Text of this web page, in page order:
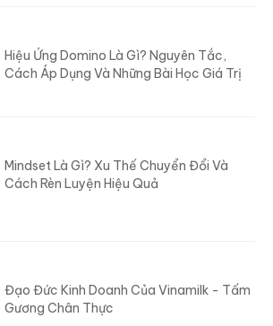
Hiệu Ứng Domino Là Gì? Nguyên Tắc,
Cách Áp Dụng Và Những Bài Học Giá Trị
Mindset Là Gì? Xu Thế Chuyển Đổi Và
Cách Rèn Luyện Hiệu Quả
Đạo Đức Kinh Doanh Của Vinamilk - Tấm
Gương Chân Thực